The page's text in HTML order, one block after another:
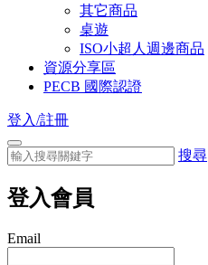
其它商品
桌遊
ISO小超人週邊商品
資源分享區
PECB 國際認證
登入/註冊
搜尋
登入會員
Email